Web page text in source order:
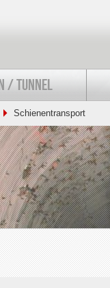
/ TUNNEL
Schienentransport